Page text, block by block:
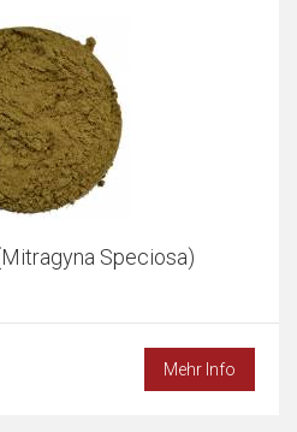
Speciosa)
Mehr Info